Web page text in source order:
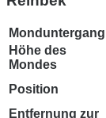
Monduntergang
Höhe des
Mondes
Position
Entfernung zur